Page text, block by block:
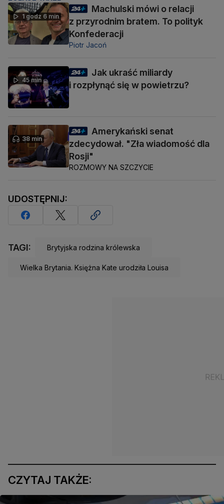
1 godz 6 min
Machulski mówi o relacji
z przyrodnim bratem. To polityk
Konfederacji
Piotr Jacoń
45 min
Jak ukraść miliardy
i rozpłynąć się w powietrzu?
38 min
Amerykański senat
zdecydował. "Zła wiadomość dla
Rosji"
ROZMOWY NA SZCZYCIE
UDOSTĘPNIJ:
TAGI: Brytyjska rodzina królewska
Wielka Brytania. Księżna Kate urodziła Louisa
CZYTAJ TAKŻE: